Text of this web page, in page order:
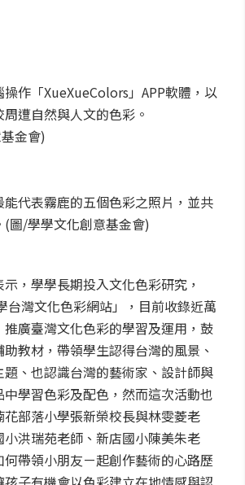
作「XueXueColors」APP軟體，以
遭自然與人文的色彩。
金會)
代表霧鹿的五個色彩之照片，並共
(圖/學學文化創意基金會)
，學學長期投入文化色彩研究，
台灣文化色彩網站」，目前收錄近萬
廣臺灣文化色彩的學習及運用，鼓
教材，帶領學生認得台灣的風景、
、也認識台灣的藝術家、設計師與
學習色彩及配色，然而這次活動也
部落小學張新榮校長與林雯菱老
洪瑞苑老師、新店國小陳美朱老
帶領小朋友ㄧ起創作藝術的心路歷